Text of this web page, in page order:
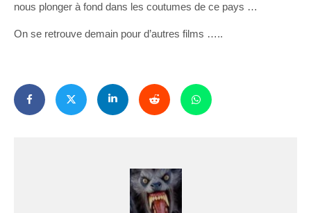
nous plonger à fond dans les coutumes de ce pays …
On se retrouve demain pour d’autres films …..